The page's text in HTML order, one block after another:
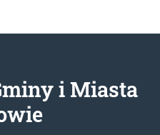
i Miasta
-